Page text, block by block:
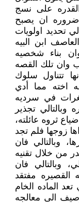
على نسج
ضروره ان يصبح
تحديد اولويات
ابن البيه
بناء شخصيه
وان تلك القصه
تتناول سلوك
اخته مما أدي
في سرديه
تجذير
ثروه عائلته،
زوجها فلم تجد
وبالتالي فان
من خلال تقنيه
وبالتالي فان
القصيره مفتقد
تعد الماده الخام
الى معالجه